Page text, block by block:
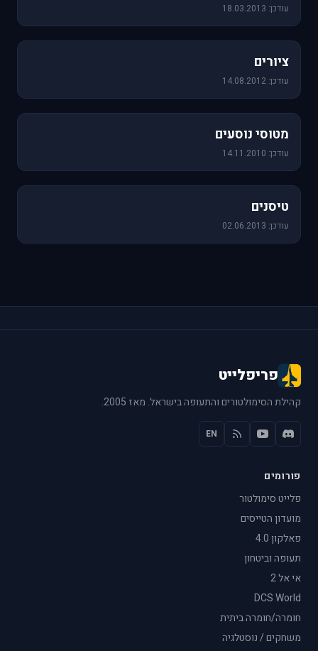
עודכן: 18.03.2013
ציורים
עודכן: 14.08.2012
מטוסי נוסעים
עודכן: 14.11.2010
טיסנים
עודכן: 02.06.2013
פריפלייט
קהילת הסימולטורים והתעופה בישראל. מאז 2005.
EN
פורומים
פלייט סימולטור
מועדון הטייסים
פאלקון 4.0
תעופה וביטחון
אי אל 2
DCS World
חומרה/חומרה ביתית
משחקים / נוסטלגיה